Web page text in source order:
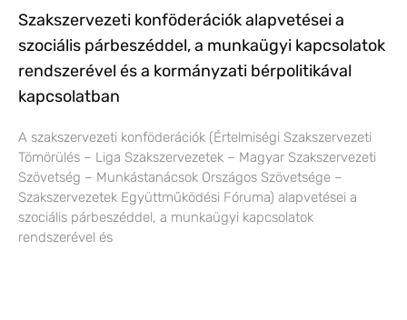
Szakszervezeti konföderációk alapvetései a
szociális párbeszéddel, a munkaügyi kapcsolatok
rendszerével és a kormányzati bérpolitikával
kapcsolatban
A szakszervezeti konföderációk (Értelmiségi Szakszervezeti
Tömörülés – Liga Szakszervezetek – Magyar Szakszervezeti
Szövetség – Munkástanácsok Országos Szövetsége –
Szakszervezetek Együttműködési Fóruma) alapvetései a
szociális párbeszéddel, a munkaügyi kapcsolatok
rendszerével és